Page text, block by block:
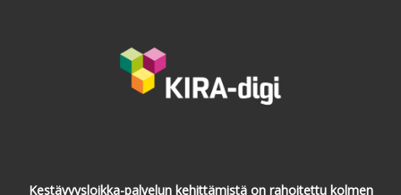
Kestävyysloikka-palvelun kehittämistä on rahoitettu kolmen